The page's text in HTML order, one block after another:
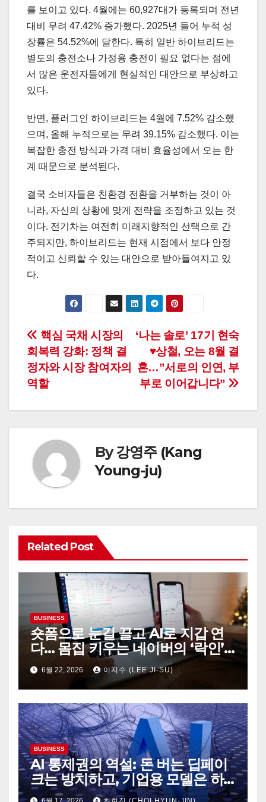
를 보이고 있다. 4월에는 60,927대가 등록되며 전년
대비 무려 47.42% 증가했다. 2025년 들어 누적 성
장률은 54.52%에 달한다. 특히 일반 하이브리드는
별도의 충전소나 가정용 충전이 필요 없다는 점에
서 많은 운전자들에게 현실적인 대안으로 부상하고
있다.
반면, 플러그인 하이브리드는 4월에 7.52% 감소했
으며, 올해 누적으로는 무려 39.15% 감소했다. 이는
복잡한 충전 방식과 가격 대비 효율성에서 오는 한
계 때문으로 분석된다.
결국 소비자들은 친환경 전환을 거부하는 것이 아
니라, 자신의 상황에 맞게 전략을 조정하고 있는 것
이다. 전기차는 여전히 미래지향적인 선택으로 간
주되지만, 하이브리드는 현재 시점에서 보다 안정
적이고 신뢰할 수 있는 대안으로 받아들여지고 있
다.
글
탐
색
‘나는 솔로’ 17기 현숙
♥상철, 오는 8월 결
혼…”서로의 인연, 부
부로 이어갑니다”
핵심 국채 시장의
회복력 강화: 정책 결
정자와 시장 참여자의
역할
By강영주 (Kang
Young-ju)
Related Post
BUSINESS
숏폼으로 눈길 끌고 AI로 지갑 연
다… 몸집 키우는 네이버의 ‘락인’
생태계
6월 22, 2026 이지수 (LEE JI-SU)
BUSINESS
AI 통제권의 역설: 돈 버는 딥페이
크는 방치하고, 기업용 모델은 하
루아침에 셧다운